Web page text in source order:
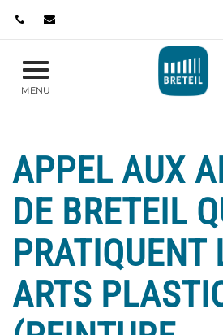
MENU
APPEL AUX
DE BRETEIL
PRATIQUENT
ARTS